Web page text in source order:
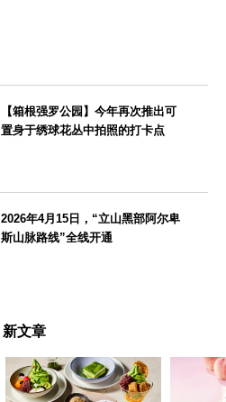
【箱根强罗公园】今年再次推出可
置身于绣球花丛中拍照的打卡点
2026年4月15日，“立山黑部阿尔卑
斯山脉路线”全线开通
新文章